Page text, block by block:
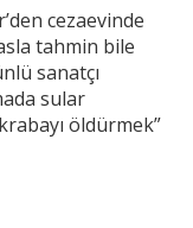
cezaevinde
tahmin bile
sanatçı
sular
öldürmek”